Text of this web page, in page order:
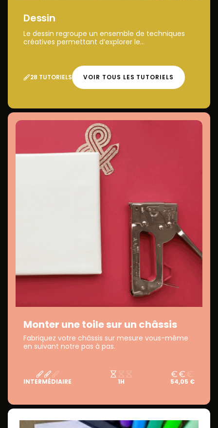
Dessin
Le dessin regroupe un ensemble de techniques
créatives permettant d’explorer le...
28 TUTORIELS VOIR TOUS LES TUTORIELS
Monter une toile sur un châssis
Fabriquez votre châssis sur mesure vous-même
en suivant notre pas à pas.
INTERMÉDIAIRE 1H 54,05 €